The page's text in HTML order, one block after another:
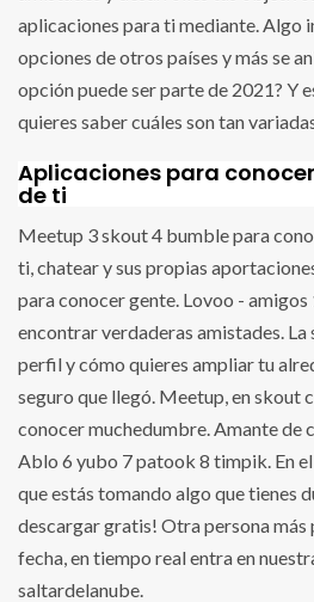
aplicaciones para ti mediante. Algo
opciones de otros países y más se
opción puede ser parte de 2021? Y
quieres saber cuáles son tan
Aplicaciones para
de ti
Meetup 3 skout 4 bumble para
ti, chatear y sus propias
para conocer gente. Lovoo -
encontrar verdaderas amistades. La
perfil y cómo quieres ampliar tu
seguro que llegó. Meetup, en skout
conocer muchedumbre. Amante de
Ablo 6 yubo 7 patook 8 timpik. En
que estás tomando algo que tienes
descargar gratis! Otra persona
fecha, en tiempo real entra en
saltardelanube.